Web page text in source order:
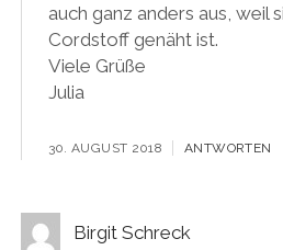
auch ganz anders aus, weil
Cordstoff genäht ist.
Viele Grüße
Julia
30. AUGUST 2018 ANTWORTEN
Birgit Schreck